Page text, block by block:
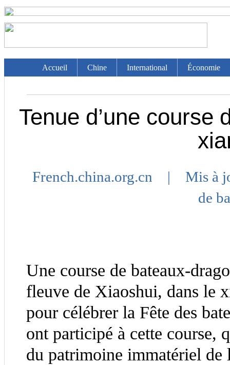
Accueil Chine International Économie
Tenue d’une course
French.china.org.cn | Mis
de
Une course de bateaux-
fleuve de Xiaoshui, dans le
pour célébrer la Fête des
ont participé à cette course,
du patrimoine immatériel